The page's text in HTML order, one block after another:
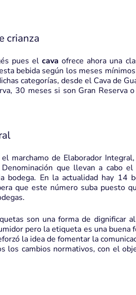
crianza
pues elcava ofrece ahora una
bebida según los meses mínimos
categorías, desde el Cava de
30 meses si son Gran Reserva
marchamo de Elaborador
que llevan a cabo
En la actualidad hay 14
que este número suba puesto
son una forma de dignificar
pero la etiqueta es una buena
la idea de fomentar la
los cambios normativos, con el